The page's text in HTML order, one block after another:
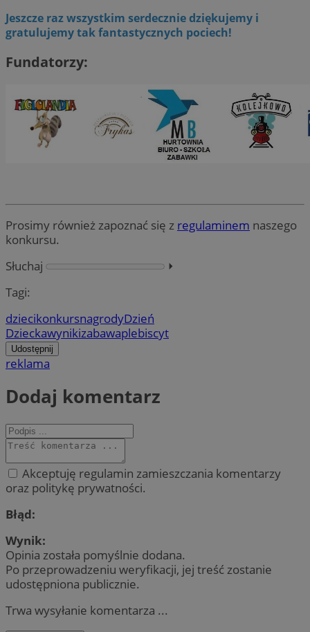
Jeszcze raz wszystkim serdecznie dziękujemy i
gratulujemy tak fantastycznych pociech!
Fundatorzy:
Prosimy również zapoznać się z regulaminem naszego
konkursu.
Słuchaj
⏵︎
Tagi:
dziecikonkursnagrodyDzień
Dzieckawynikizabawaplebiscyt
Udostępnij
reklama
Dodaj komentarz
Akceptuję regulamin zamieszczania komentarzy
oraz politykę prywatności.
Błąd:
Wynik:
Opinia została pomyślnie dodana.
Po przeprowadzeniu weryfikacji, jej treść zostanie
udostępniona publicznie.
Trwa wysyłanie komentarza ...